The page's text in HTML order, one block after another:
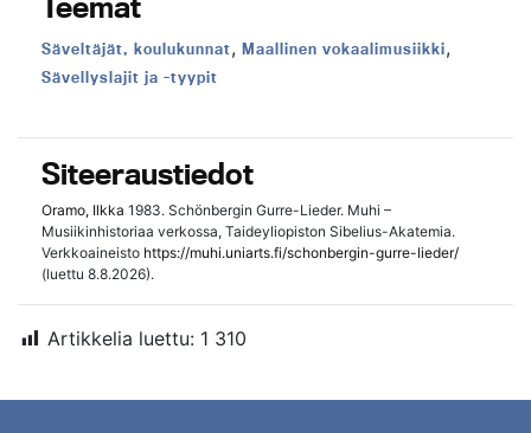
Teema:
Säveltäjät, koulukunnat, Teema:
Maallinen vokaalimusiikki,
Teema:
Sävellyslajit ja -tyypit
Siteeraustiedot
Oramo, Ilkka 1983. Schönbergin Gurre-Lieder. Muhi –
Musiikinhistoriaa verkossa, Taideyliopiston Sibelius-Akatemia.
Verkkoaineisto https://muhi.uniarts.fi/schonbergin-gurre-lieder/
(luettu 8.8.2026).
Artikkelia luettu: 1 310